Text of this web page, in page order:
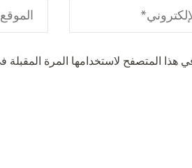
هذا المتصفح لاستخدامها المرة المقبلة